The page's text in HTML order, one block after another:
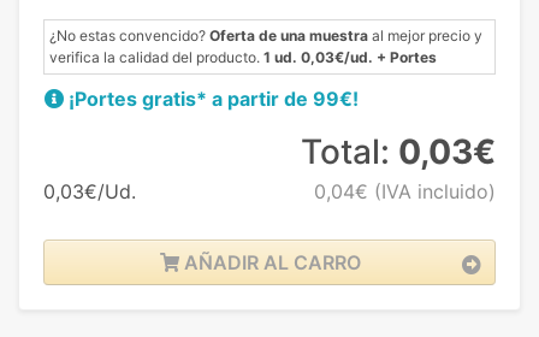
¿No estas convencido? Oferta de una muestra al mejor precio y
verifica la calidad del producto. 1 ud. 0,03€/ud. + Portes
¡Portes gratis* a partir de 99€!
0,03€/Ud.
Total: 0,03€
0,04€ (IVA incluido)
AÑADIR AL CARRO